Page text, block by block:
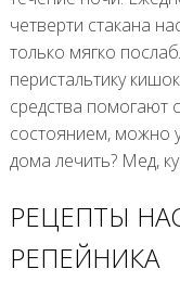
четверти стакана
только мягко
перистальтику
средства помогают
состоянием, можно
дома лечить? Мед,
РЕЦЕПТЫ
РЕПЕЙНИКА